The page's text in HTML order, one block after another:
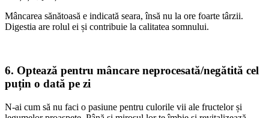
Mâncarea sănătoasă e indicată seara, însă nu la ore foarte târzii.
Digestia are rolul ei și contribuie la calitatea somnului.
6. Optează pentru mâncare neprocesată/negătită cel
puțin o dată pe zi
N-ai cum să nu faci o pasiune pentru culorile vii ale fructelor și